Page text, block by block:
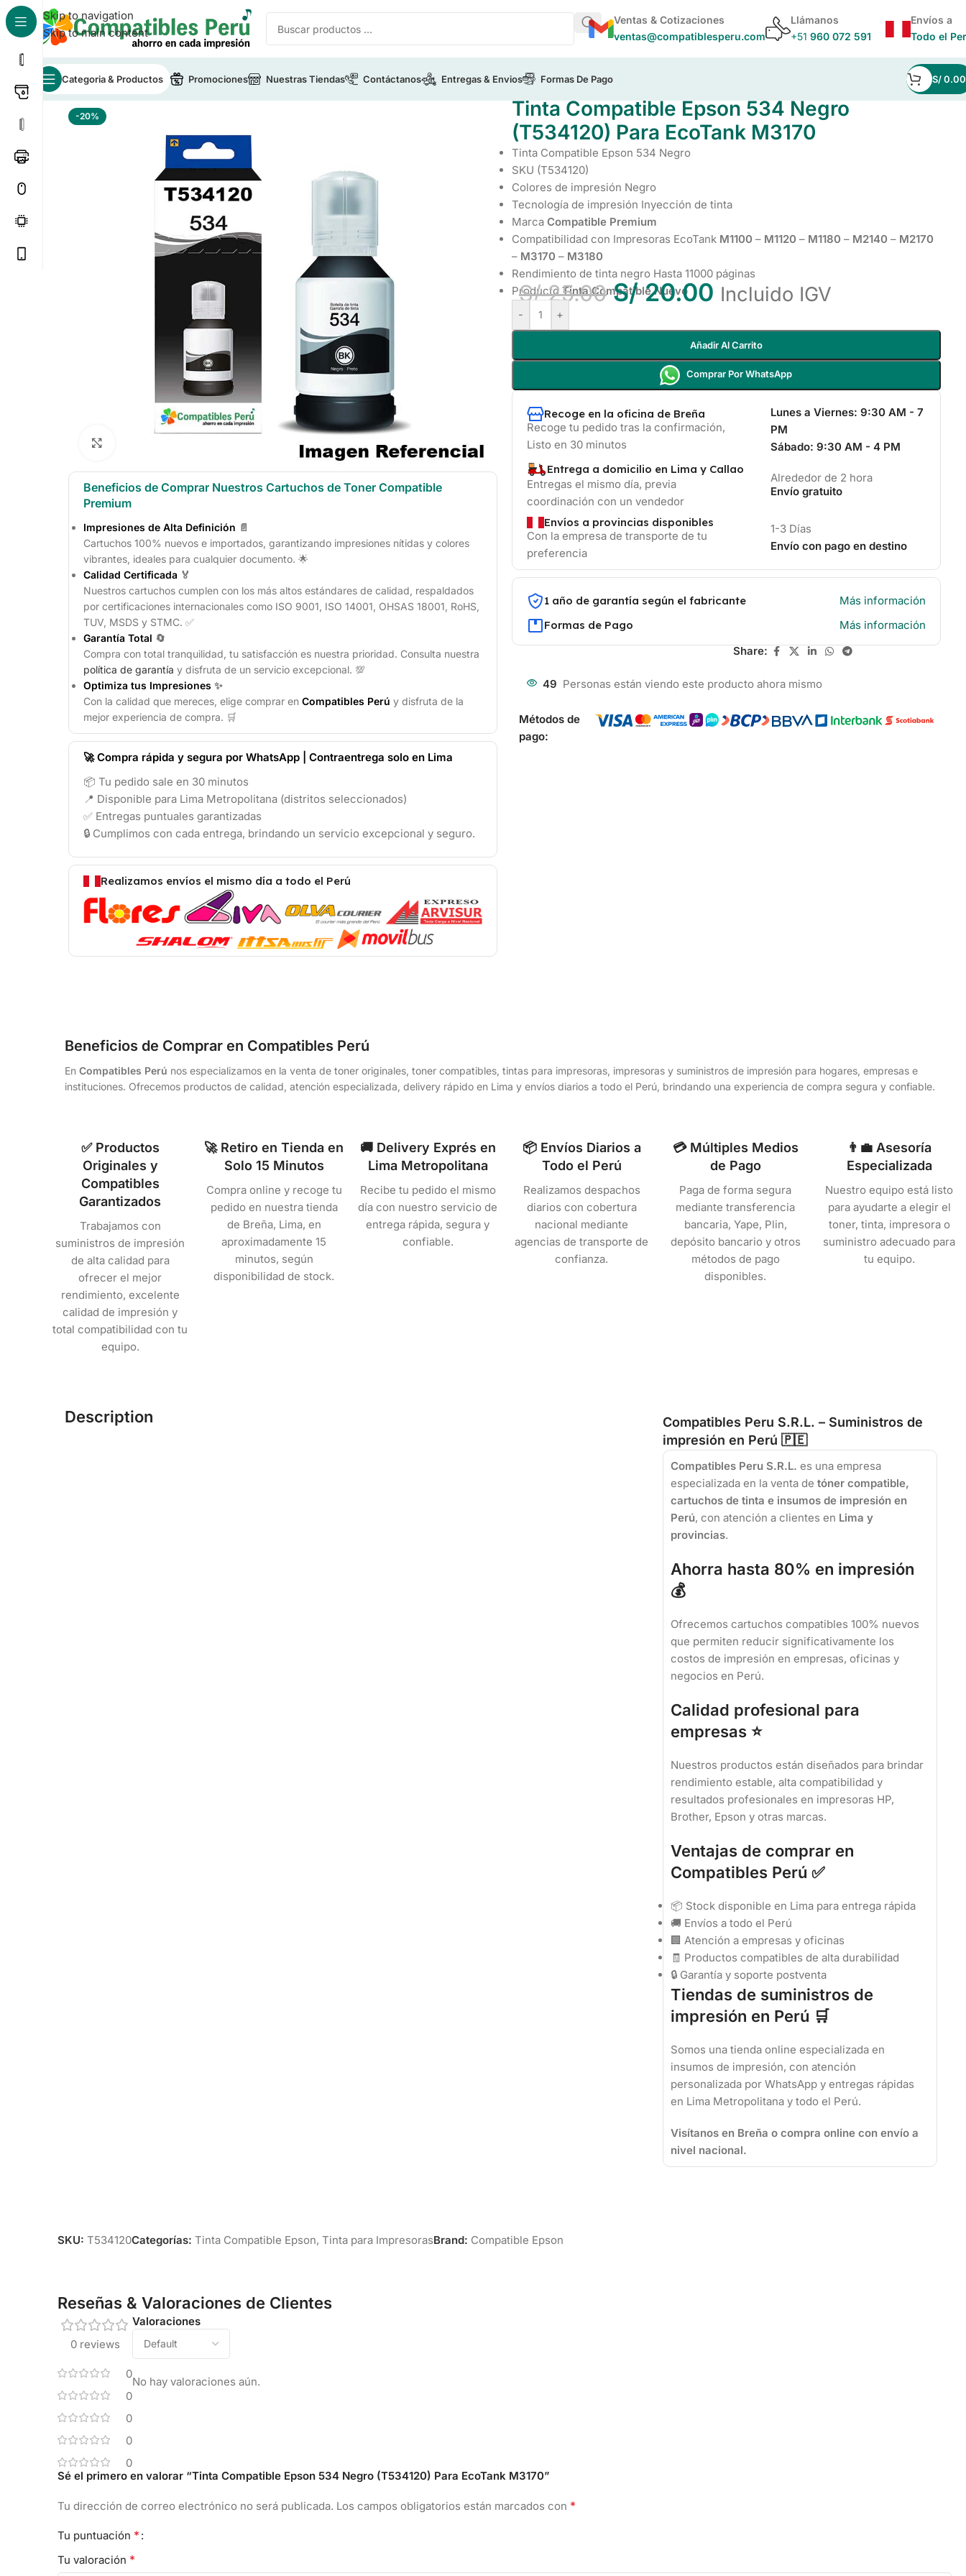
Skip to navigation
Skip to main content
Ventas & Cotizaciones
ventas@compatiblesperu.com
Llámanos
+51 960 072 591
Envíos a
Todo el
Categoria & Productos Promociones Nuestras Tiendas Contáctanos Entregas & Envios Formas De Pago S/0.00
Inicio/Tinta para Impresoras
-20%
Beneficios de Comprar Nuestros Cartuchos de Toner Compatible
Premium
Impresiones de Alta Definición 📄
Cartuchos 100% nuevos e importados, garantizando impresiones nítidas y colores
vibrantes, ideales para cualquier documento. 🌟
Calidad Certificada 🏅
Nuestros cartuchos cumplen con los más altos estándares de calidad, respaldados
por certificaciones internacionales como ISO 9001, ISO 14001, OHSAS 18001, RoHS,
TUV, MSDS y STMC. ✅
Garantía Total 🔄
Compra con total tranquilidad, tu satisfacción es nuestra prioridad. Consulta nuestra
política de garantía y disfruta de un servicio excepcional. 💯
Optimiza tus Impresiones ✨
Con la calidad que mereces, elige comprar en Compatibles Perú y disfruta de la
mejor experiencia de compra. 🛒
🚀 Compra rápida y segura por WhatsApp | Contraentrega solo en Lima
📦 Tu pedido sale en 30 minutos
📍 Disponible para Lima Metropolitana (distritos seleccionados)
✅ Entregas puntuales garantizadas
🔒 Cumplimos con cada entrega, brindando un servicio excepcional y seguro.
Realizamos envíos el mismo día a todo el Perú
Tinta Compatible Epson 534 Negro
(T534120) Para EcoTank M3170
Tinta Compatible Epson 534 Negro
SKU (T534120)
Colores de impresión Negro
Tecnología de impresión Inyección de tinta
Marca Compatible Premium
Compatibilidad con Impresoras EcoTank M1100 – M1120 – M1180 – M2140 – M2170
– M3170 – M3180
Rendimiento de tinta negro Hasta 11000 páginas
Producto Tinta Compatible Nuevo
S/25.00 S/20.00 Incluido IGV
- +
Añadir Al Carrito
Comprar Por WhatsApp
Recoge en la oficina de Breña
Recoge tu pedido tras la confirmación,
Listo en 30 minutos
Lunes a Viernes: 9:30 AM - 7
PM
Sábado: 9:30 AM - 4 PM
Entrega a domicilio en Lima y Callao
Entregas el mismo día, previa
coordinación con un vendedor
Alrededor de 2 hora
Envío gratuito
Envíos a provincias disponibles
Con la empresa de transporte de tu
preferencia
1-3 Días
Envío con pago en destino
1 año de garantía según el fabricante
Más información
Formas de Pago
Más información
Share:
49 Personas están viendo este producto ahora mismo
Métodos de
pago:
Beneficios de Comprar en Compatibles Perú
En Compatibles Perú nos especializamos en la venta de toner originales, toner compatibles, tintas para impresoras, impresoras y suministros de impresión para hogares, empresas e
instituciones. Ofrecemos productos de calidad, atención especializada, delivery rápido en Lima y envíos diarios a todo el Perú, brindando una experiencia de compra segura y confiable.
✅ Productos
Originales y
Compatibles
Garantizados
Trabajamos con
suministros de impresión
de alta calidad para
ofrecer el mejor
rendimiento, excelente
calidad de impresión y
total compatibilidad con tu
equipo.
🚀 Retiro en Tienda en
Solo 15 Minutos
Compra online y recoge tu
pedido en nuestra tienda
de Breña, Lima, en
aproximadamente 15
minutos, según
disponibilidad de stock.
🚚 Delivery Exprés en
Lima Metropolitana
Recibe tu pedido el mismo
día con nuestro servicio de
entrega rápida, segura y
confiable.
📦 Envíos Diarios a
Todo el Perú
Realizamos despachos
diarios con cobertura
nacional mediante
agencias de transporte de
confianza.
💳 Múltiples Medios
de Pago
Paga de forma segura
mediante transferencia
bancaria, Yape, Plin,
depósito bancario y otros
métodos de pago
disponibles.
👨‍💼 Asesoría
Especializada
Nuestro equipo está listo
para ayudarte a elegir el
toner, tinta, impresora o
suministro adecuado para
tu equipo.
Description
Compatibles Peru S.R.L. – Suministros de
impresión en Perú 🇵🇪
Compatibles Peru S.R.L. es una empresa
especializada en la venta de tóner compatible,
cartuchos de tinta e insumos de impresión en
Perú, con atención a clientes en Lima y
provincias.
Ahorra hasta 80% en impresión
💰
Ofrecemos cartuchos compatibles 100% nuevos
que permiten reducir significativamente los
costos de impresión en empresas, oficinas y
negocios en Perú.
Calidad profesional para
empresas ⭐
Nuestros productos están diseñados para brindar
rendimiento estable, alta compatibilidad y
resultados profesionales en impresoras HP,
Brother, Epson y otras marcas.
Ventajas de comprar en
Compatibles Perú ✅
📦 Stock disponible en Lima para entrega rápida
🚚 Envíos a todo el Perú
🏢 Atención a empresas y oficinas
🧾 Productos compatibles de alta durabilidad
🔒 Garantía y soporte postventa
Tiendas de suministros de
impresión en Perú 🛒
Somos una tienda online especializada en
insumos de impresión, con atención
personalizada por WhatsApp y entregas rápidas
en Lima Metropolitana y todo el Perú.
Visítanos en Breña o compra online con envío a
nivel nacional.
SKU: T534120Categorías: Tinta Compatible Epson, Tinta para ImpresorasBrand: Compatible Epson
Reseñas & Valoraciones de Clientes
0 reviews
0
0
0
0
0
Valoraciones
No hay valoraciones aún.
Sé el primero en valorar “Tinta Compatible Epson 534 Negro (T534120) Para EcoTank M3170”
Tu dirección de correo electrónico no será publicada. Los campos obligatorios están marcados con *
Tu puntuación *
Tu valoración *